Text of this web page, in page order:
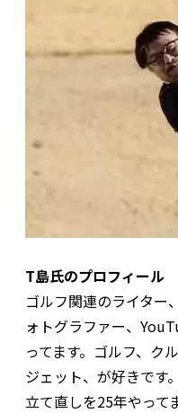
T島氏のプロフィール
ゴルフ関連のライター
ォトグラファー、
ってます。ゴルフ、ク
ジェット、が好きです
立て直しを25年やって